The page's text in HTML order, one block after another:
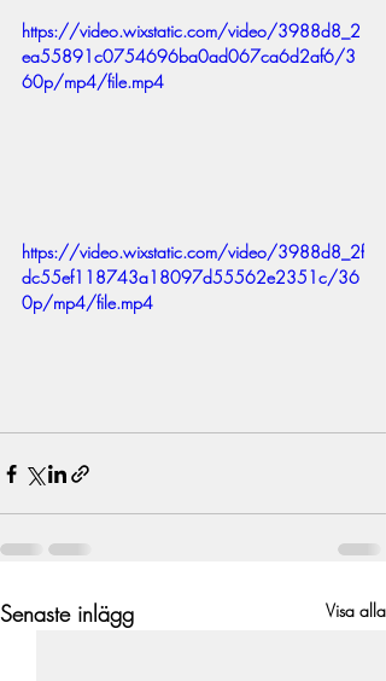
https://video.wixstatic.com/video/3988d8_2
ea55891c0754696ba0ad067ca6d2af6/3
60p/mp4/file.mp4
https://video.wixstatic.com/video/3988d8_2f
dc55ef118743a18097d55562e2351c/36
0p/mp4/file.mp4
Senaste inlägg Visa alla